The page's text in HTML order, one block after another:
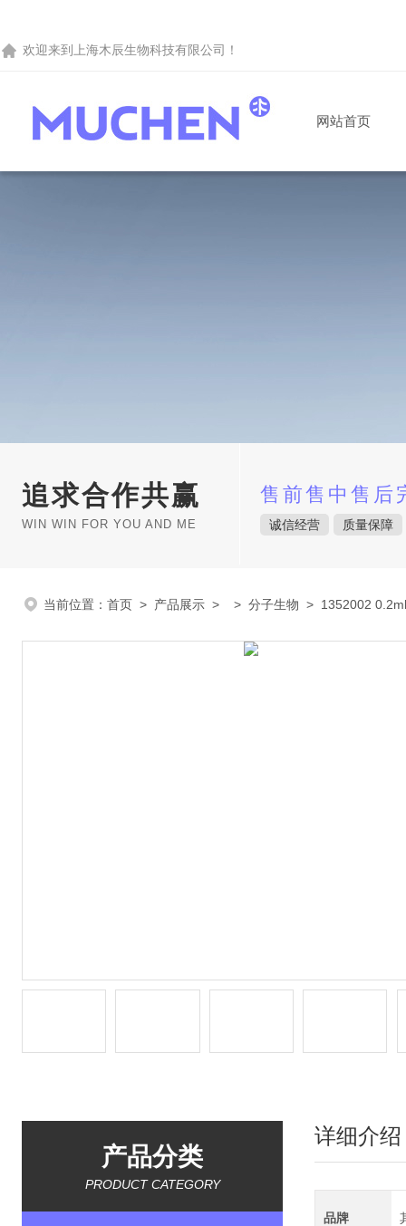
欢迎来到 上海木辰生物科技有限公司 ！
网站首页
追求合作共赢
WIN WIN FOR YOU AND ME
售前售中售后
诚信经营 质量保障
当前位置： 首页 > 产品展示 > > 分子生物 > 1352002
产品分类
PRODUCT CATEGORY
详细介绍
品牌